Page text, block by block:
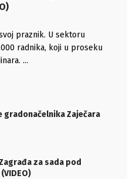
praznik. U sektoru
radnika, koji u proseku
...
gradonačelnika Zaječara
za sada pod